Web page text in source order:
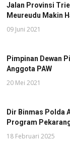
Jalan Provinsi
Meureudu Makin
09 Juni 2021
Pimpinan Dewan
Anggota PAW
20 Mei 2021
Dir Binmas Polda
Program
18 Februari 2025